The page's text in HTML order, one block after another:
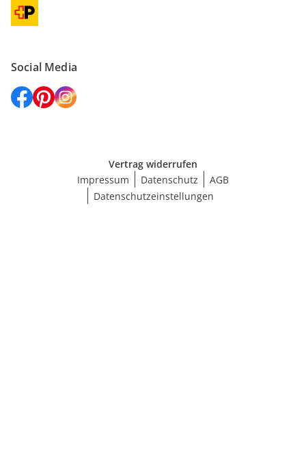
Social Media
Vertrag widerrufen
Impressum
Datenschutz
AGB
Datenschutzeinstellungen